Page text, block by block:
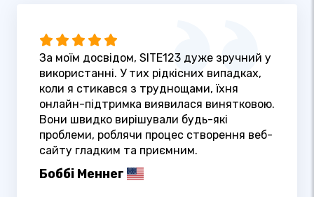
За моїм досвідом, SITE123 дуже зручний у
використанні. У тих рідкісних випадках,
коли я стикався з труднощами, їхня
онлайн-підтримка виявилася винятковою.
Вони швидко вирішували будь-які
проблеми, роблячи процес створення веб-
сайту гладким та приємним.
Боббі Меннег